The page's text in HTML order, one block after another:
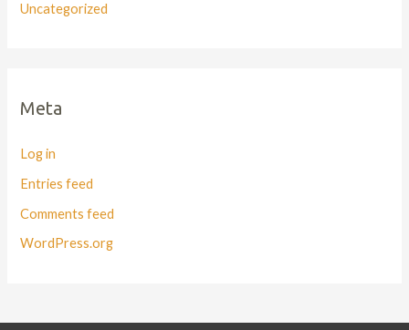
Uncategorized
Meta
Log in
Entries feed
Comments feed
WordPress.org